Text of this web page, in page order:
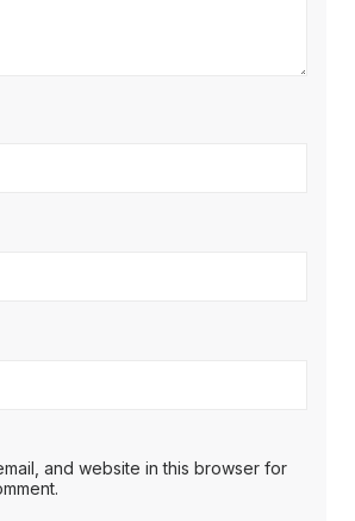
and website in this browser for